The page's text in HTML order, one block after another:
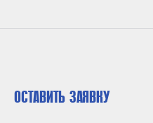
ОСТАВИТЬ ЗАЯВКУ